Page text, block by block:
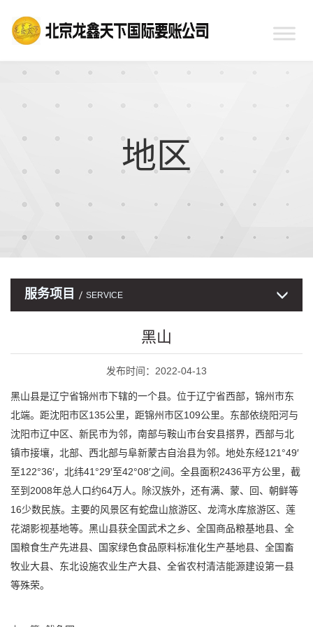
地区
服务项目 SERVICE
黑山
发布时间：2022-04-13
黑山县是辽宁省锦州市下辖的一个县。位于辽宁省西部，锦州市东
北端。距沈阳市区135公里，距锦州市区109公里。东部依绕阳河与
沈阳市辽中区、新民市为邻，南部与鞍山市台安县搭界，西部与北
镇市接壤，北部、西北部与阜新蒙古自治县为邻。地处东经121°49′
至122°36′，北纬41°29′至42°08′之间。全县面积2436平方公里，截
至到2008年总人口约64万人。除汉族外，还有满、蒙、回、朝鲜等
16少数民族。主要的风景区有蛇盘山旅游区、龙湾水库旅游区、莲
花湖影视基地等。黑山县获全国武术之乡、全国商品粮基地县、全
国粮食生产先进县、国家绿色食品原料标准化生产基地县、全国畜
牧业大县、东北设施农业生产大县、全省农村清洁能源建设第一县
等殊荣。